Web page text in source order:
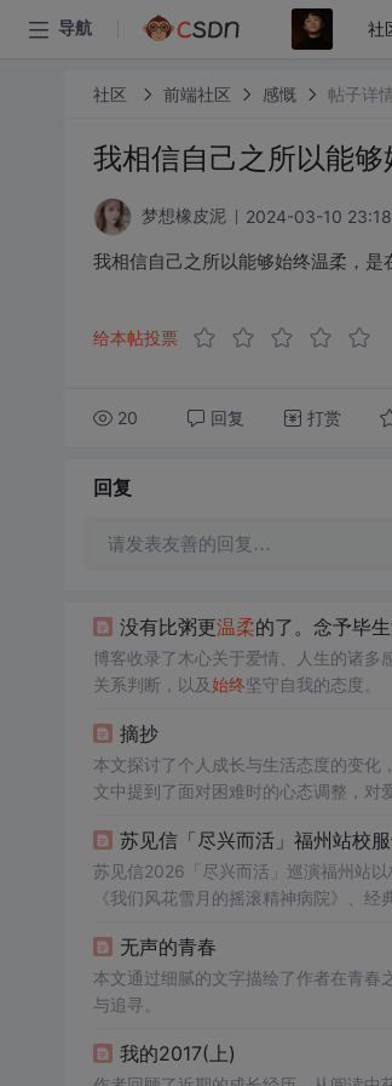
导航 社
社区 前端社区 感慨 帖子详
我相信自己之所以能够
梦想橡皮泥 2024-03-10
我相信自己之所以能够始终温柔，是
给本帖投票
20 回复 打赏
回复
请发表友善的回复…
没有比粥更温柔的了。念予毕
博客收录了木心关于爱情、人生的诸多
关系判断，以及始终坚守自我的态度。
摘抄
本文探讨了个人成长与生活态度的变化
文中提到了面对困难时的心态调整，对
苏见信「尽兴而活」福州站校
苏见信2026「尽兴而活」巡演福州站
《我们风花雪月的摇滚精神病院》、
无声的青春
本文通过细腻的文字描绘了作者在青春
与追寻。
我的2017(上)